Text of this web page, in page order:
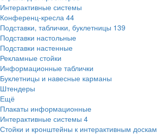
Интерактивные системы
Конференц-кресла 44
Подставки, таблички, буклетницы 139
Подставки настольные
Подставки настенные
Рекламные стойки
Информационные таблички
Буклетницы и навесные карманы
Штендеры
Ещё
Плакаты информационные
Интерактивные системы 4
Стойки и кронштейны к интерактивным доскам